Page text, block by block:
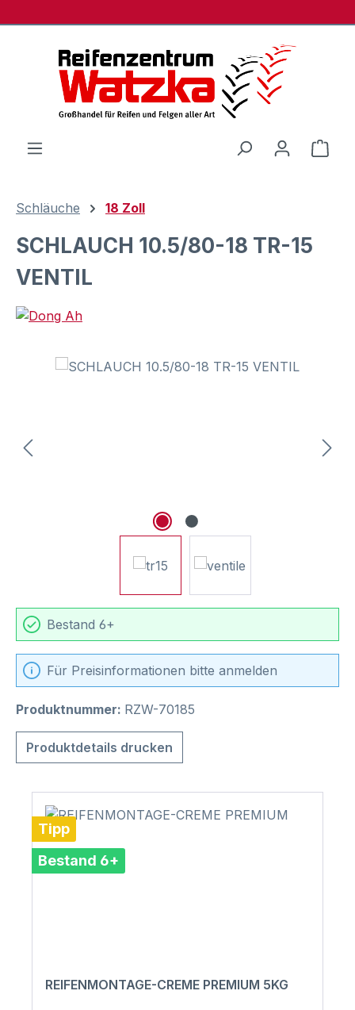
Schläuche 18 Zoll
SCHLAUCH 10.5/80-18 TR-15
VENTIL
Bildergalerie überspringen
Bestand 6+
Für Preisinformationen bitte anmelden
Produktnummer: RZW-70185
Produktdetails drucken
Tipp
Bestand 6+
REIFENMONTAGE-CREME PREMIUM 5KG